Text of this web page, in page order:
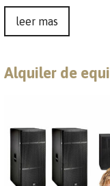
leer mas
Alquiler de